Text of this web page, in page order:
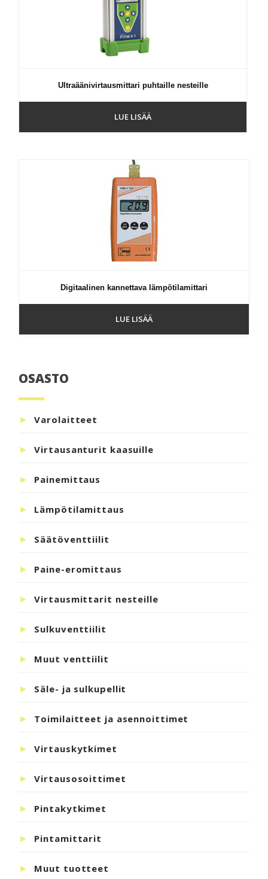
Ultraäänivirtausmittari puhtaille nesteille
LUE LISÄÄ
Digitaalinen kannettava lämpötilamittari
LUE LISÄÄ
Ensisijainen
sivupalkki
OSASTO
Varolaitteet
Virtausanturit kaasuille
Painemittaus
Lämpötilamittaus
Säätöventtiilit
Paine-eromittaus
Virtausmittarit nesteille
Sulkuventtiilit
Muut venttiilit
Säle- ja sulkupellit
Toimilaitteet ja asennoittimet
Virtauskytkimet
Virtausosoittimet
Pintakytkimet
Pintamittarit
Muut tuotteet